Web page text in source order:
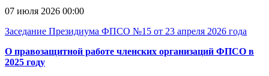
07 июля 2026 00:00
Заседание Президиума ФПСО №15 от 23 апреля 2026 года
О правозащитной работе членских организаций ФПСО в
2025 году